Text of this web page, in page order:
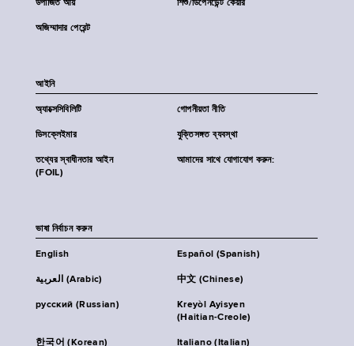
উপার্জিত আয় শিশু/ডিপেনডেন্ট কেয়ার
অজিম্মাদার পেরেন্ট
আইনি
অ্যাক্সেসিবিলিটি গোপনীয়তা নীতি
ডিসক্লেইমার যুক্তিসঙ্গত ব্যবস্থা
তথ্যের স্বাধীনতার আইন
(FOIL)
আমাদের সাথে যোগাযোগ করুন:
ভাষা নির্বাচন করুন
English Español (Spanish)
العربية (Arabic) 中文 (Chinese)
русский (Russian)
Kreyòl Ayisyen
(Haitian-Creole)
한국어 (Korean) Italiano (Italian)